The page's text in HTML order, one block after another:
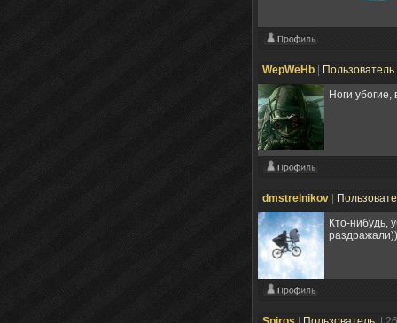
WepWeHb
Пользователь
Ноги
dmstrelnikov
Кто-нибудь,